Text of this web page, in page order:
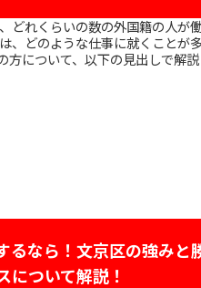
、どのような仕事に就くことが
について、以下の見出しで解説
るなら！文京区の強みと
について解説！